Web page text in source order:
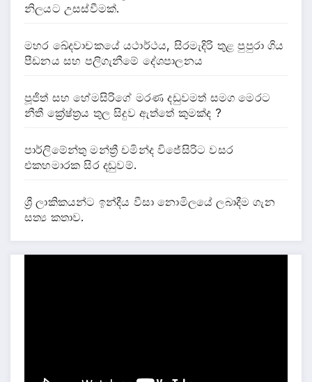
නිලයට උසස්වීමක්.
මහර ඛේදවාචකයේ යථාර්ථය, සිරමැදිරි තුළ පුපුරා ගිය
පීඩනය සහ පලිගැනීමේ දේශපාලනය
පූජිත් සහ හේමසිරිගේ මරණ දඩුවමත් සමග මෙරට
නීතී ක්‍රේෂ්ත්‍රය තුල සිදුව ඇත්තේ කුමක්ද ?
පාර්ලිමේන්තු මන්ත්‍රී චමින්ද විජේසිරිට වසර
එකහමාරක සිර දඬුවම්.
ශ්‍රී ලාකිකයන්ට ඉන්දීය වීසා නොමිලයේ ලබාදීම ගැන
සත්‍ය කතාව.